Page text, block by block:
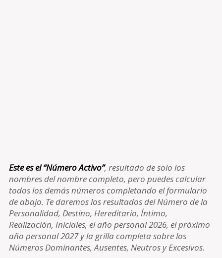
Este es el “Número Activo”, resultado de solo los
nombres del nombre completo, pero puedes calcular
todos los demás números completando el formulario
de abajo. Te daremos los resultados del Número de la
Personalidad, Destino, Hereditario, Íntimo,
Realización, Iniciales, el año personal 2026, el próximo
año personal 2027 y la grilla completa sobre los
Números Dominantes, Ausentes, Neutros y Excesivos.